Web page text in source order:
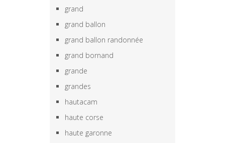
grand
grand ballon
grand ballon randonnée
grand bornand
grande
grandes
hautacam
haute corse
haute garonne